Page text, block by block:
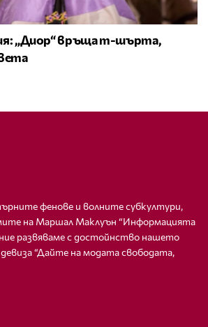
„Диор“ връща т-шърта,
фенове и волните субкултури,
на Маршал Маклуън “Информацията
ние развяваме с достойнство нашето
“Дайте на модата свободата,